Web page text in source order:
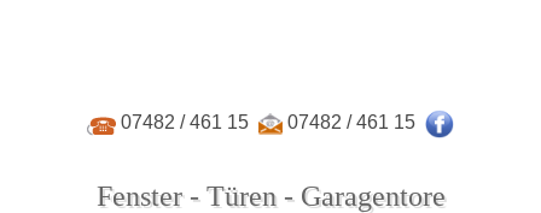
07482 / 461 15 07482 / 461 15
Fenster - Türen - Garagentore